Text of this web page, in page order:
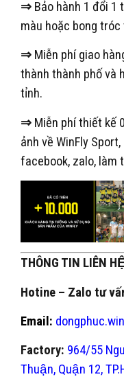
⇒ Bảo hành 1 đổi 1
màu hoặc bong
⇒ Miễn phí giao
thành thành phố và
tỉnh.
⇒ Miễn phí thiết kế
ảnh về WinFly
facebook, zalo, làm
THÔNG TIN LIÊN
Hotine – Zalo tư
Email:
Factory: 964/55
Thuận, Quận 12,